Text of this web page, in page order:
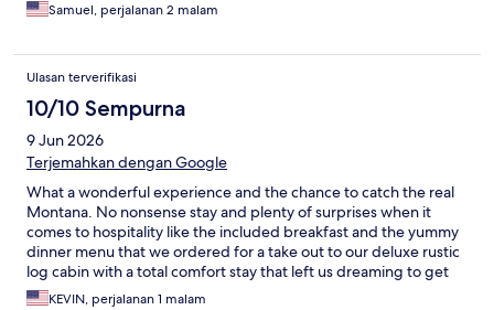
Samuel, perjalanan 2 malam
Ulasan terverifikasi
10/10 Sempurna
9 Jun 2026
Terjemahkan dengan Google
What a wonderful experience and the chance to catch the real
Montana. No nonsense stay and plenty of surprises when it
comes to hospitality like the included breakfast and the yummy
dinner menu that we ordered for a take out to our deluxe rustic
log cabin with a total comfort stay that left us dreaming to get
back soon to explore the several adventures offered.
KEVIN, perjalanan 1 malam